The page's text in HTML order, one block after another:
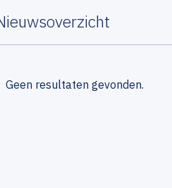
Geen resultaten gevonden.